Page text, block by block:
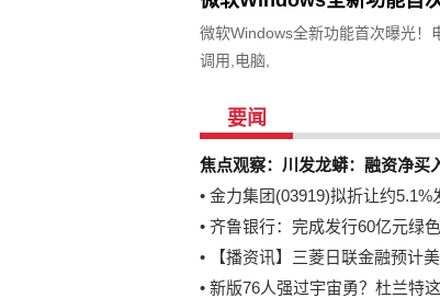
微软Windows全新功能首次曝光！
调用,电脑,
要闻
焦点观察：川发龙蟒：融资净买
• 金力集团(03919)拟折让约5.1%
• 齐鲁银行：完成发行60亿元绿
•
【播资讯】三菱日联金融预计
• 新版76人强过宇宙勇？杜兰特这